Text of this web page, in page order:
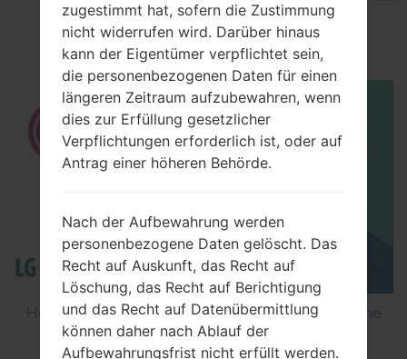
How to Factory Reset through menu on LG
Optimus Black P970?
How to Flash Stock Firmware on LG Smartphone
using LG Flash Tool 2014?
zugestimmt hat, sofern die Zustimmung
nicht widerrufen wird. Darüber hinaus
kann der Eigentümer verpflichtet sein,
die personenbezogenen Daten für einen
längeren Zeitraum aufzubewahren, wenn
dies zur Erfüllung gesetzlicher
Verpflichtungen erforderlich ist, oder auf
Antrag einer höheren Behörde.
Nach der Aufbewahrung werden
personenbezogene Daten gelöscht. Das
Recht auf Auskunft, das Recht auf
Löschung, das Recht auf Berichtigung
und das Recht auf Datenübermittlung
können daher nach Ablauf der
Aufbewahrungsfrist nicht erfüllt werden.